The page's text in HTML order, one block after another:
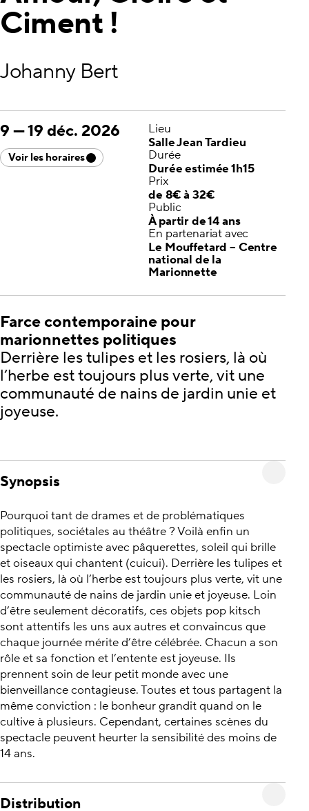
Ciment !
Johanny Bert
9 —19 déc. 2026
Voir les horaires
Lieu
Salle Jean Tardieu
Durée
Durée estimée 1h15
Prix
de 8€ à 32€
Public
À partir de 14 ans
En partenariat avec
Le Mouffetard – Centre
national de la
Marionnette
Farce contemporaine pour
marionnettes politiques
Derrière les tulipes et les rosiers, là où
l’herbe est toujours plus verte, vit une
communauté de nains de jardin unie et
joyeuse.
Synopsis
Pourquoi tant de drames et de problématiques
politiques, sociétales au théâtre ? Voilà enfin un
spectacle optimiste avec pâquerettes, soleil qui brille
et oiseaux qui chantent (cuicui). Derrière les tulipes et
les rosiers, là où l’herbe est toujours plus verte, vit une
communauté de nains de jardin unie et joyeuse. Loin
d’être seulement décoratifs, ces objets pop kitsch
sont attentifs les uns aux autres et convaincus que
chaque journée mérite d’être célébrée. Chacun a son
rôle et sa fonction et l’entente est joyeuse. Ils
prennent soin de leur petit monde avec une
bienveillance contagieuse. Toutes et tous partagent la
même conviction : le bonheur grandit quand on le
cultive à plusieurs. Cependant, certaines scènes du
spectacle peuvent heurter la sensibilité des moins de
14 ans.
Distribution